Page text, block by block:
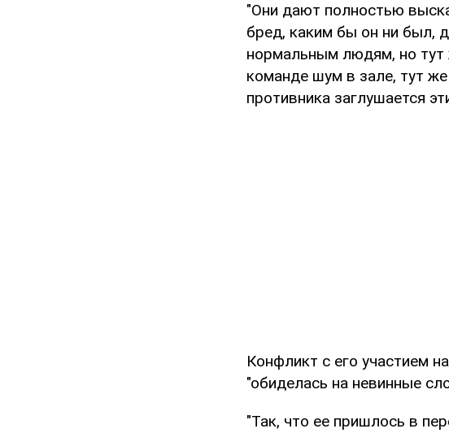
"Они дают полностью
бред, каким бы он ни был,
нормальным людям, но тут
команде шум в зале, тут
противника заглушается
Конфликт с его участием
"обиделась на невинные
"Так, что ее пришлось в